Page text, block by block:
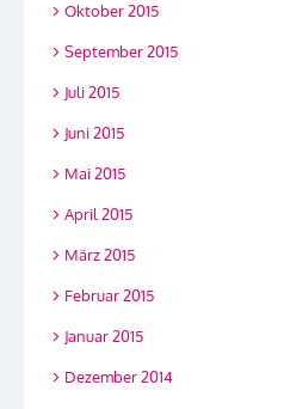
Oktober 2015
September 2015
Juli 2015
Juni 2015
Mai 2015
April 2015
März 2015
Februar 2015
Januar 2015
Dezember 2014